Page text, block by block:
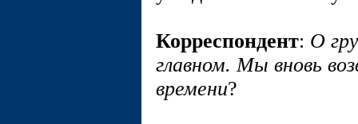
Корреспондент: О
главном. Мы вновь
времени?